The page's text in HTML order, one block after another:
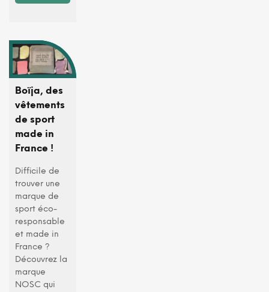
Boïja, des
vêtements
de sport
made in
France !
Difficile de
trouver une
marque de
sport éco-
responsable
et made in
France ?
Découvrez la
marque
NOSC qui